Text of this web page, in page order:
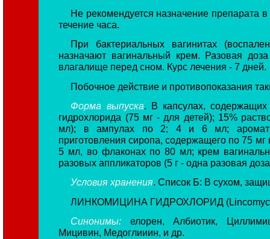
Не рекомендуется назначение препарата
течение часа.
При бактериальных вагинитах
назначают вагинальный крем. Разовая
влагалище перед сном. Курс лечения - 7 дней.
Побочное действие и противопоказания
Форма выпуска. В капсулах,
гидрохлорида (75 мг - для детей); 15%
мл); в ампулах по 2; 4 и 6 мл;
приготовления сиропа, содержащего по 75
5 мл, во флаконах по 80 мл; крем
разовых аппликаторов (5 г - одна разовая
Условия хранения. Список Б: В сухом,
ЛИНКОМИЦИНА ГИДРОХЛОРИД
Синонимы: елорен, Албиотик,
Мицивин, Медоглииин, и др.